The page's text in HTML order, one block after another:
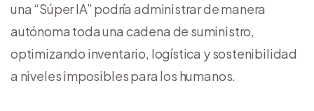
una “Súper IA” podría administrar de manera
autónoma toda una cadena de suministro,
optimizando inventario, logística y sostenibilidad
a niveles imposibles para los humanos.